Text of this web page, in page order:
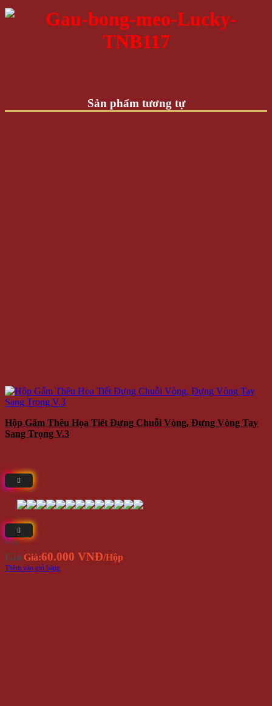
Sản phẩm tương tự
Hộp Gấm Thêu Họa Tiết Đựng Chuỗi Vòng, Đựng Vòng Tay
Sang Trọng V.3
⭐(4)
Giá Giá:60.000 VNĐ/Hộp
Thêm vào giỏ hàng